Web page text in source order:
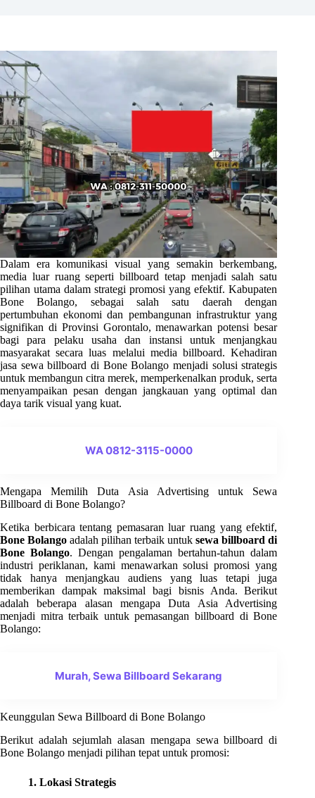
Dalam era komunikasi visual yang semakin berkembang,
media luar ruang seperti billboard tetap menjadi salah satu
pilihan utama dalam strategi promosi yang efektif. Kabupaten
Bone Bolango, sebagai salah satu daerah dengan
pertumbuhan ekonomi dan pembangunan infrastruktur yang
signifikan di Provinsi Gorontalo, menawarkan potensi besar
bagi para pelaku usaha dan instansi untuk menjangkau
masyarakat secara luas melalui media billboard. Kehadiran
jasa sewa billboard di Bone Bolango menjadi solusi strategis
untuk membangun citra merek, memperkenalkan produk, serta
menyampaikan pesan dengan jangkauan yang optimal dan
daya tarik visual yang kuat.
WA 0812-3115-0000
Mengapa Memilih Duta Asia Advertising untuk Sewa
Billboard di Bone Bolango?
Ketika berbicara tentang pemasaran luar ruang yang efektif,
Bone Bolango adalah pilihan terbaik untuksewa billboard di
Bone Bolango. Dengan pengalaman bertahun-tahun dalam
industri periklanan, kami menawarkan solusi promosi yang
tidak hanya menjangkau audiens yang luas tetapi juga
memberikan dampak maksimal bagi bisnis Anda. Berikut
adalah beberapa alasan mengapa Duta Asia Advertising
menjadi mitra terbaik untuk pemasangan billboard di Bone
Bolango:
Murah, Sewa Billboard Sekarang
Keunggulan Sewa Billboard di Bone Bolango
Berikut adalah sejumlah alasan mengapa sewa billboard di
Bone Bolango menjadi pilihan tepat untuk promosi:
1. Lokasi Strategis